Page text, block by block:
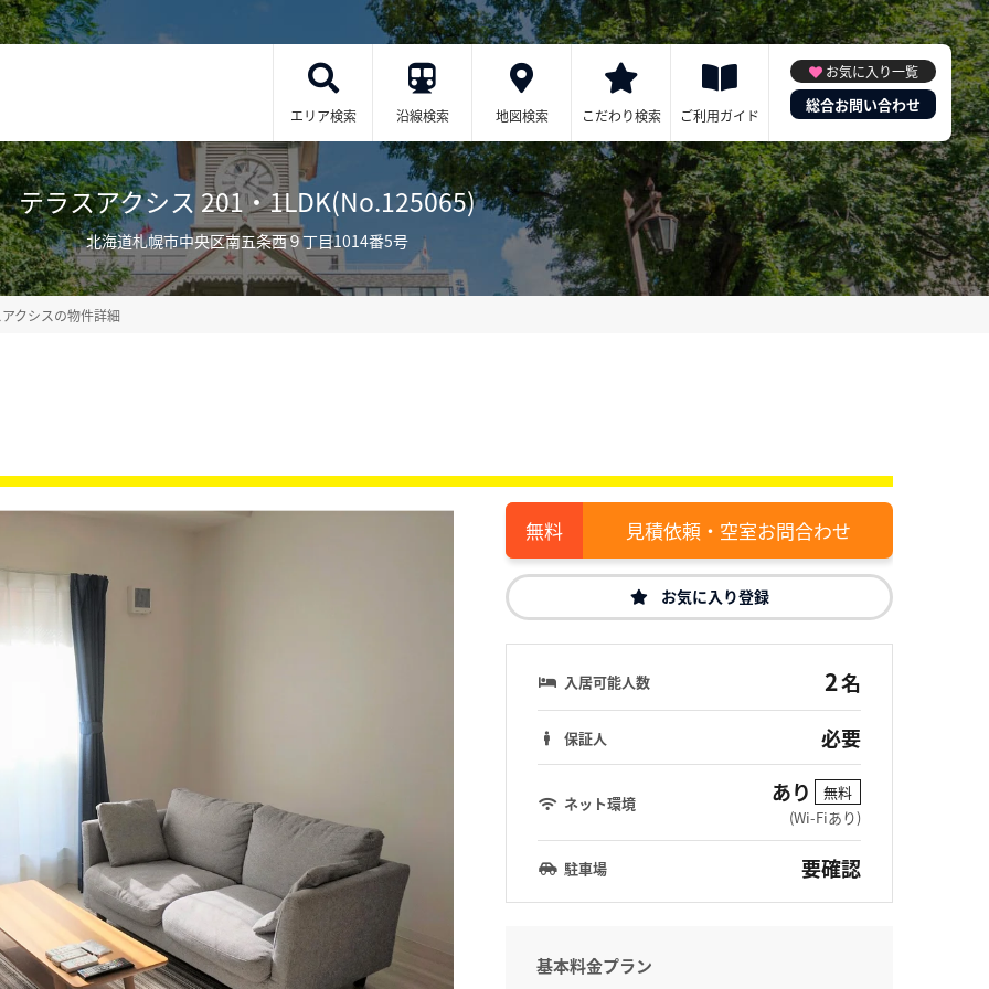
エリア検索 沿線検索 地図検索 こだわり検索 ご利用ガイド
お気に入り一覧
総合お問い合わせ
テラスアクシス 201・1LDK(No.125065)
北海道札幌市中央区南五条西９丁目1014番5号
クシスの物件詳細
見積依頼・空室お問合わせ
お気に入り登録
入居可能人数 2名
保証人 必要
ネット環境 あり
無料
(Wi-Fiあり)
駐車場 要確認
基本料金プラン